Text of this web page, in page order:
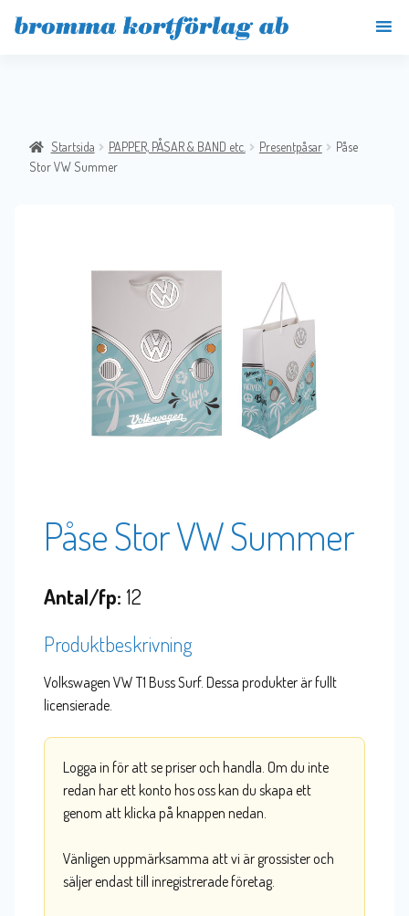
Startsida PAPPER, PÅSAR & BAND etc. Presentpåsar
Påse
Stor VW Summer
Påse Stor VW Summer
Antal/fp: 12
Produktbeskrivning
Volkswagen VW T1 Buss Surf. Dessa produkter är fullt
licensierade.
Logga in för att se priser och handla. Om du inte
redan har ett konto hos oss kan du skapa ett
genom att klicka på knappen nedan.
Vänligen uppmärksamma att vi är grossister och
säljer endast till inregistrerade företag.